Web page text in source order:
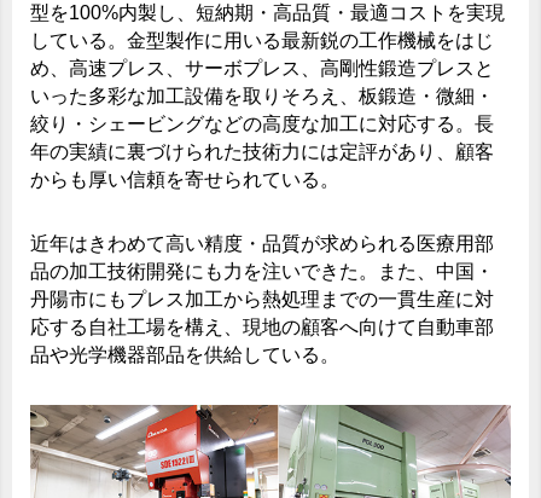
型を100%内製し、短納期・高品質・最適コストを実現
している。金型製作に用いる最新鋭の工作機械をはじ
め、高速プレス、サーボプレス、高剛性鍛造プレスと
いった多彩な加工設備を取りそろえ、板鍛造・微細・
絞り・シェービングなどの高度な加工に対応する。長
年の実績に裏づけられた技術力には定評があり、顧客
からも厚い信頼を寄せられている。
近年はきわめて高い精度・品質が求められる医療用部
品の加工技術開発にも力を注いできた。また、中国・
丹陽市にもプレス加工から熱処理までの一貫生産に対
応する自社工場を構え、現地の顧客へ向けて自動車部
品や光学機器部品を供給している。